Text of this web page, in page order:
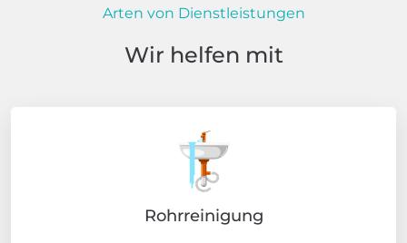
Arten von Dienstleistungen
Wir helfen mit
Rohrreinigung